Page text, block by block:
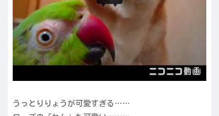
うっとりりょうが可愛すぎる……